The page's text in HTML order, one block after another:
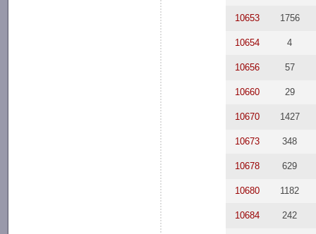
10653 1756
10654 4
10656 57
10660 29
10670 1427
10673 348
10678 629
10680 1182
10684 242